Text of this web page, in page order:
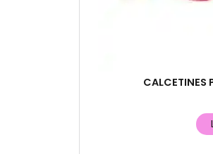
CALCETINES